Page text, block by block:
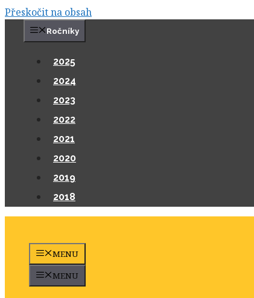
Přeskočit na obsah
Ročníky
2025
2024
2023
2022
2021
2020
2019
2018
MENU
MENU